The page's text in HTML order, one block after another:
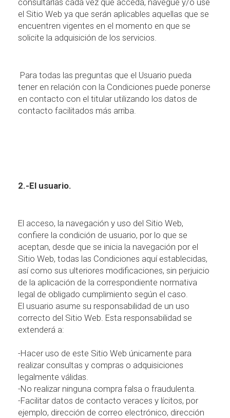
el Sitio Web ya que serán aplicables aquellas que se
encuentren vigentes en el momento en que se
solicite la adquisición de los servicios.
Para todas las preguntas que el Usuario pueda
tener en relación con la Condiciones puede ponerse
en contacto con el titular utilizando los datos de
contacto facilitados más arriba.
2.-El usuario.
El acceso, la navegación y uso del Sitio Web,
confiere la condición de usuario, por lo que se
aceptan, desde que se inicia la navegación por el
Sitio Web, todas las Condiciones aquíestablecidas,
asícomo sus ulteriores modificaciones, sin perjuicio
de la aplicación de la correspondiente normativa
legal de obligado cumplimiento según el caso.
El usuario asume su responsabilidad de un uso
correcto del Sitio Web. Esta responsabilidad se
extenderá a:
-Hacer uso de este Sitio Web únicamente para
realizar consultas y compras o adquisiciones
legalmente válidas.
-No realizar ninguna compra falsa o fraudulenta.
-Facilitar datos de contacto veraces y lícitos, por
ejemplo, dirección de correo electrónico, dirección